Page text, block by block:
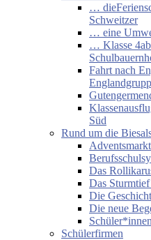
…
Schweitzer
… eine
… Klasse
Fahrt nach
Süd
Rund um die
Adventsmarkt
Das
Das
Die
Die neue
Schülerfirmen